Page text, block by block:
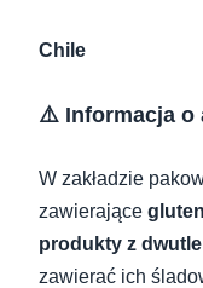
Chile
⚠️ Informacja o
W zakładzie
zawierające
produkty z
zawierać ich